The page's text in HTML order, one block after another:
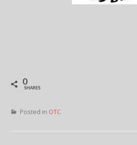
0
SHARES
Posted in OTC